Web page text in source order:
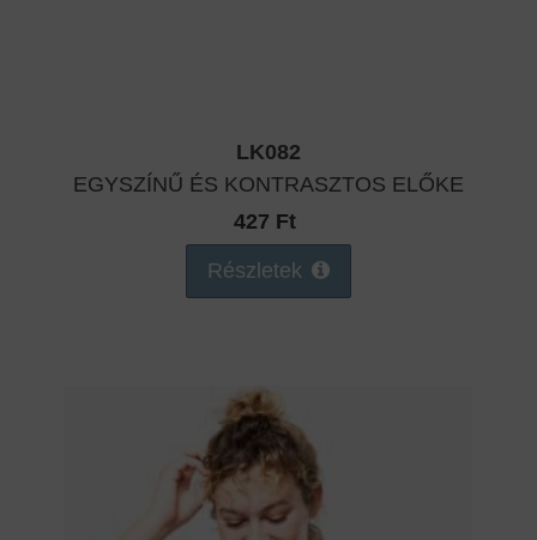
LK082
EGYSZÍNŰ ÉS KONTRASZTOS ELŐKE
427 Ft
Részletek